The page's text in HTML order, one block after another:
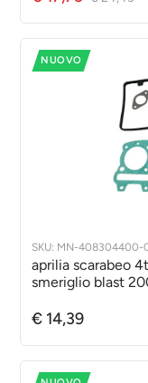
NUOVO
SKU: MN-408304400-
aprilia scarabeo
smeriglio blast
€ 14,39